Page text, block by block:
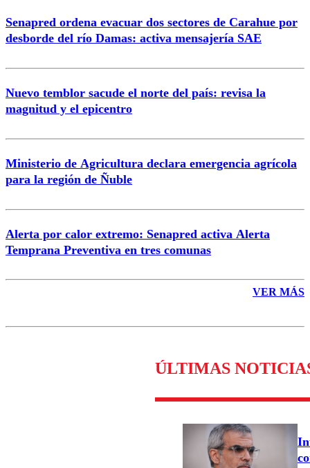
Correo
Senapred ordena evacuar dos sectores de Carahue por
desborde del río Damas: activa mensajería SAE
Nuevo temblor sacude el norte del país: revisa la
magnitud y el epicentro
Ministerio de Agricultura declara emergencia agrícola
para la región de Ñuble
Alerta por calor extremo: Senapred activa Alerta
Temprana Preventiva en tres comunas
VER MÁS
ÚLTIMAS